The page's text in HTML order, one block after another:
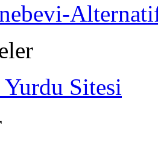
nebevi-
Yurdu Sitesi